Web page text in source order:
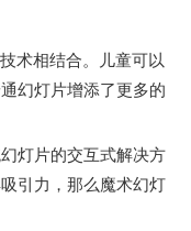
术相结合。儿童可以
幻灯片增添了更多的
灯片的交互式解决方
引力，那么魔术幻灯